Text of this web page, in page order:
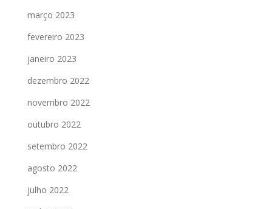
março 2023
fevereiro 2023
janeiro 2023
dezembro 2022
novembro 2022
outubro 2022
setembro 2022
agosto 2022
julho 2022